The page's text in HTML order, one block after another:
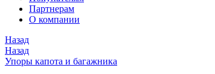
Партнерам
О компании
Назад
Назад
Упоры капота и багажника